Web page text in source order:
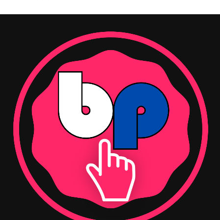
Açıklamasının sonunda 24 Temmuz’un gerçek
olmadığını ifade eden Şehitoğlu, günümüzde basın
özgürlüğünü güçlendirecek uygulamaların hayata
geçirilmesi gerektiğini söyledi.
“Temennimiz; hiçbir gazetecinin haberinden dolayı
yargılanmadığı, baskıya uğramadığı ve özgürce görev
yapabildiği bir Türkiye’dir.” ifadeleriyle mesajını
tamamladı.